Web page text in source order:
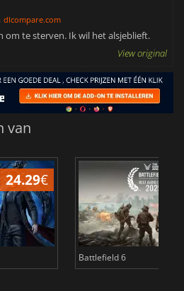
dlcompare.com
om te sterven. Ik wil het alsjeblieft.
View original
van
24.29€
Battlefield 6